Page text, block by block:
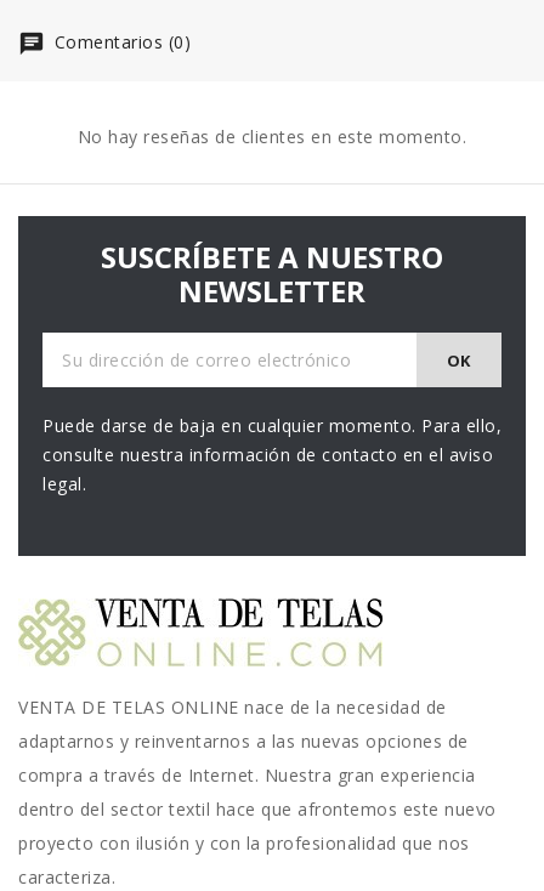
Comentarios (0)
No hay reseñas de clientes en este momento.
SUSCRÍBETE A NUESTRO
NEWSLETTER
Puede darse de baja en cualquier momento. Para ello,
consulte nuestra información de contacto en el aviso
legal.
VENTA DE TELAS ONLINE nace de la necesidad de
adaptarnos y reinventarnos a las nuevas opciones de
compra a través de Internet. Nuestra gran experiencia
dentro del sector textil hace que afrontemos este nuevo
proyecto con ilusión y con la profesionalidad que nos
caracteriza.